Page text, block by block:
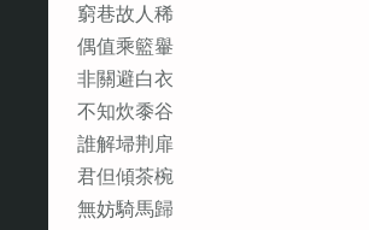
窮巷故人稀
偶值乘籃轝
非關避白衣
不知炊黍谷
誰解埽荆扉
君但傾茶椀
無妨騎馬歸